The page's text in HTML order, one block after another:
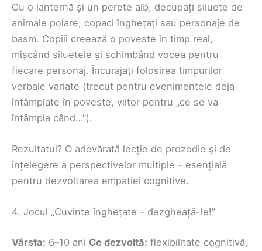
Cu o lanternă și un perete alb, decupați siluete de
animale polare, copaci înghețați sau personaje de
basm. Copiii creează o poveste în timp real,
mișcând siluetele și schimbând vocea pentru
fiecare personaj. Încurajați folosirea timpurilor
verbale variate (trecut pentru evenimentele deja
întâmplate în poveste, viitor pentru „ce se va
întâmpla când…”).
Rezultatul? O adevărată lecție de prozodie și de
înțelegere a perspectivelor multiple – esențială
pentru dezvoltarea empatiei cognitive.
4. Jocul „Cuvinte înghețate – dezgheață-le!”
Vârsta: 6–10 ani Ce dezvoltă: flexibilitate cognitivă,